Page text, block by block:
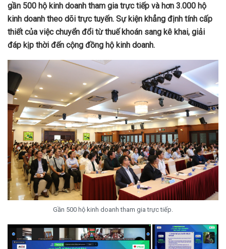
gần 500 hộ kinh doanh tham gia trực tiếp và hơn 3.000 hộ
kinh doanh theo dõi trực tuyến. Sự kiện khẳng định tính cấp
thiết của việc chuyển đổi từ thuế khoán sang kê khai, giải
đáp kịp thời đến cộng đồng hộ kinh doanh.
Gần 500 hộ kinh doanh tham gia trực tiếp.